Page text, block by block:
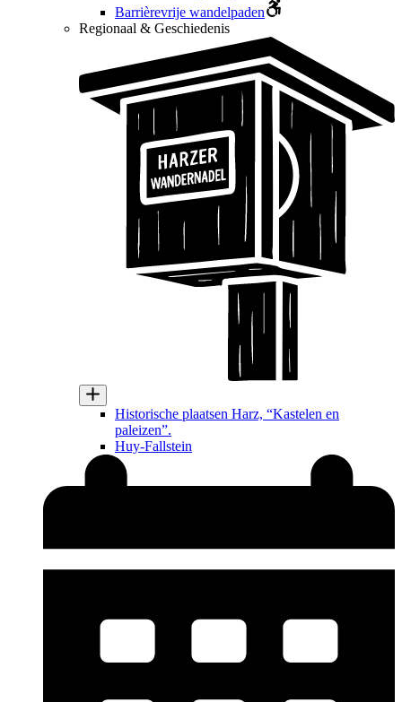
Barrièrevrije wandelpaden
Regionaal & Geschiedenis
Historische plaatsen Harz, “Kastelen en
paleizen”.
Huy-Fallstein